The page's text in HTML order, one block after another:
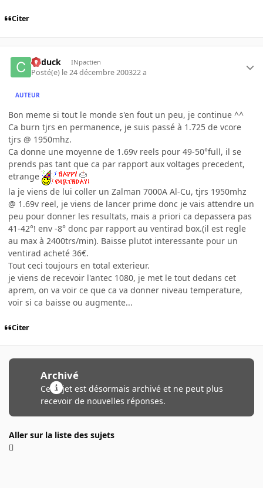
Citer
Cyduck INpactien
Posté(e) le 24 décembre 200322 a
AUTEUR
Bon meme si tout le monde s'en fout un peu, je continue ^^
Ca burn tjrs en permanence, je suis passé à 1.725 de vcore
tjrs @ 1950mhz.
Ca donne une moyenne de 1.69v reels pour 49-50°full, il se
prends pas tant que ca par rapport aux voltages precedent,
etrange
la je viens de lui coller un Zalman 7000A Al-Cu, tjrs 1950mhz
@ 1.69v reel, je viens de lancer prime donc je vais attendre un
peu pour donner les resultats, mais a priori ca depassera pas
41-42°! env -8° donc par rapport au ventirad box.(il est regle
au max à 2400trs/min). Baisse plutot interessante pour un
ventirad acheté 36€.
Tout ceci toujours en total exterieur.
je viens de recevoir l'antec 1080, je met le tout dedans cet
aprem, on va voir ce que ca va donner niveau temperature,
voir si ca baisse ou augmente...
Citer
Archivé
Ce sujet est désormais archivé et ne peut plus
recevoir de nouvelles réponses.
Aller sur la liste des sujets